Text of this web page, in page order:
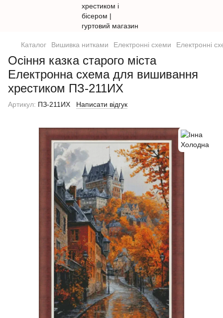
Каталог Вишивка нитками Електронні схеми Електронні
Осіння казка старого міста
Електронна схема для вишивання
хрестиком ПЗ-211ИХ
Артикул: ПЗ-211ИХ Написати відгук